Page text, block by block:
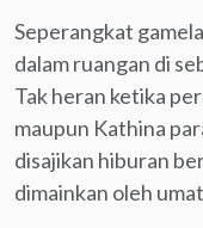
Seperangkat
dalam ruangan di
Tak heran ketika
maupun Kathina
disajikan hiburan
dimainkan oleh